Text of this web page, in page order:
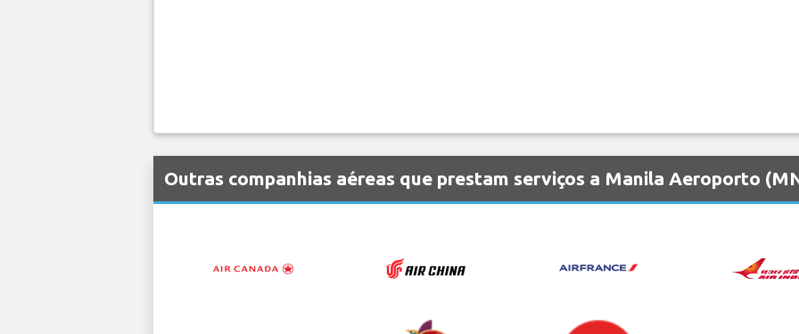
Outras companhias aéreas que prestam serviços a Manila Aeroporto